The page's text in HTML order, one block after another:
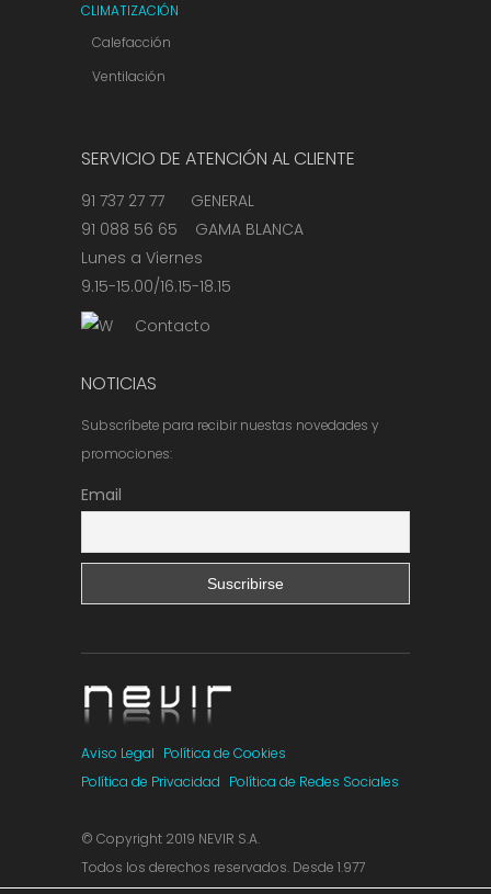
CLIMATIZACIÓN
Calefacción
Ventilación
SERVICIO DE ATENCIÓN AL CLIENTE
91 737 27 77 GENERAL
91 088 56 65 GAMA BLANCA
Lunes a Viernes
9.15-15.00/16.15-18.15
Contacto
NOTICIAS
Subscríbete para recibir nuestas novedades y
promociones:
Email
Aviso Legal Política de Cookies
Política de Privacidad Política de Redes Sociales
© Copyright 2019 NEVIR S.A.
Todos los derechos reservados. Desde 1.977